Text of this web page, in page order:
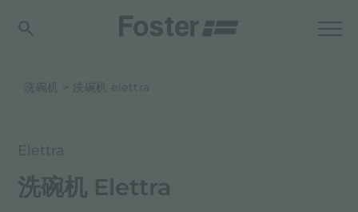
洗碗机 洗碗机 elettra
Elettra
洗碗机 Elettra